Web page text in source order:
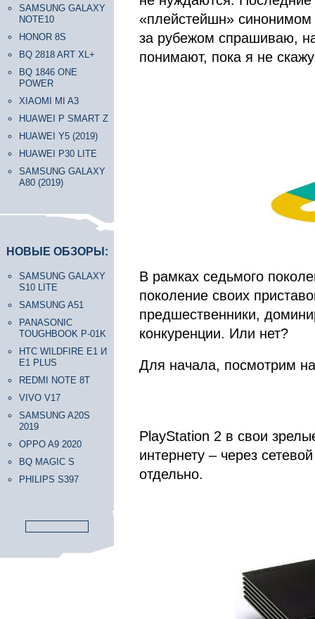
SAMSUNG GALAXY
NOTE10
HONOR 8S
BQ 2818 ART XL+
BQ 1846 ONE
POWER
XIAOMI MI A3
HUAWEI P SMART Z
HUAWEI Y5 (2019)
HUAWEI P30 LITE
SAMSUNG GALAXY
A80 (2019)
НОВЫЕ ОБЗОРЫ:
SAMSUNG GALAXY
S10 LITE
SAMSUNG A51
PANASONIC
TOUGHBOOK P-01K
HTC WILDFIRE E1 И
E1 PLUS
REDMI NOTE 8T
VIVO V17
SAMSUNG A20S
2019
OPPO A9 2020
BQ MAGIC S
PHILIPS S397
«плейстейшн» синонимом
за рубежом спрашиваю,
понимают, пока я не
В рамках седьмого
поколение своих
предшественники,
конкуренции. Или нет?
Для начала, посмотрим
PlayStation 2 в свои
интернету – через
отдельно.